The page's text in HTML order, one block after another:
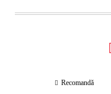
Recomandă